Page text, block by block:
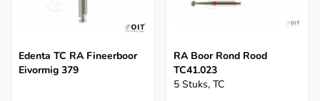
Edenta TC RA Fineerboor
Eivormig 379
RA Boor Rond Rood
TC41.023
5 Stuks, TC